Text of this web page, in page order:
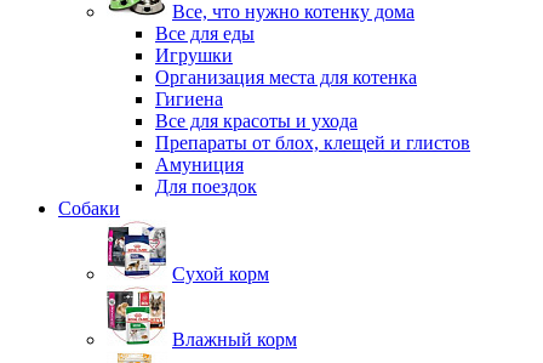
Все, что нужно котенку дома
Все для еды
Игрушки
Организация места для котенка
Гигиена
Все для красоты и ухода
Препараты от блох, клещей и глистов
Амуниция
Для поездок
Собаки
Сухой корм
Влажный корм